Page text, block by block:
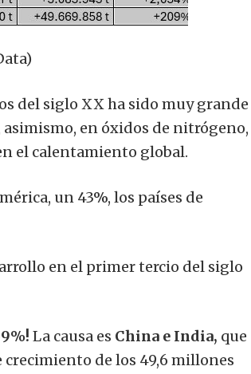
del siglo XX ha sido muy grande
en óxidos de nitrógeno,
el calentamiento global.
un 43%, los países de
en el primer tercio del siglo
La causa es China e India, que
de los 49,6 millones